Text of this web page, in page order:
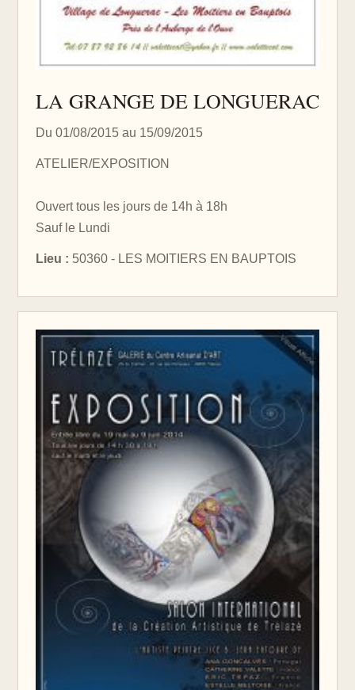
LA GRANGE DE LONGUERAC
Du 01/08/2015 au 15/09/2015
ATELIER/EXPOSITION
Ouvert tous les jours de 14h à 18h
Sauf le Lundi
Lieu : 50360 - LES MOITIERS EN BAUPTOIS